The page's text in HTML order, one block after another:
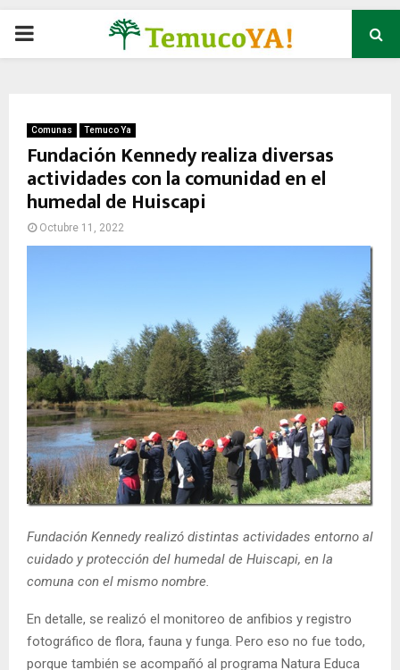
P
M
A
M
E
N
Comunas Temuco Ya
Fundación Kennedy realiza diversas
actividades con la comunidad en el
humedal de Huiscapi
Octubre 11, 2022
Fundación Kennedy realizó distintas actividades entorno al
cuidado y protección del humedal de Huiscapi, en la
comuna con el mismo nombre.
En detalle, se realizó el monitoreo de anfibios y registro
fotográfico de flora, fauna y funga. Pero eso no fue todo,
porque también se acompañó al programa Natura Educa